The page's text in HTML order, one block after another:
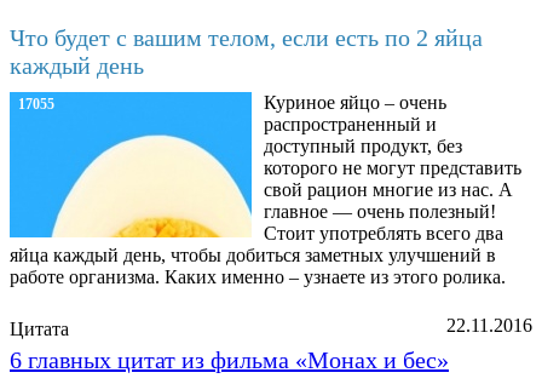
Что будет с вашим телом, если есть по 2 яйца
каждый день
17055
Куриное яйцо – очень
распространенный и
доступный продукт, без
которого не могут представить
свой рацион многие из нас. А
главное — очень полезный!
Стоит употреблять всего два
яйца каждый день, чтобы добиться заметных улучшений в
работе организма. Каких именно – узнаете из этого ролика.
22.11.2016
Цитата
6 главных цитат из фильма «Монах и бес»